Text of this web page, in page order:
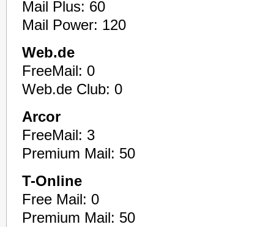
Mail Plus: 60
Mail Power: 120
Web.de
FreeMail: 0
Web.de Club: 0
Arcor
FreeMail: 3
Premium Mail: 50
T-Online
Free Mail: 0
Premium Mail: 50